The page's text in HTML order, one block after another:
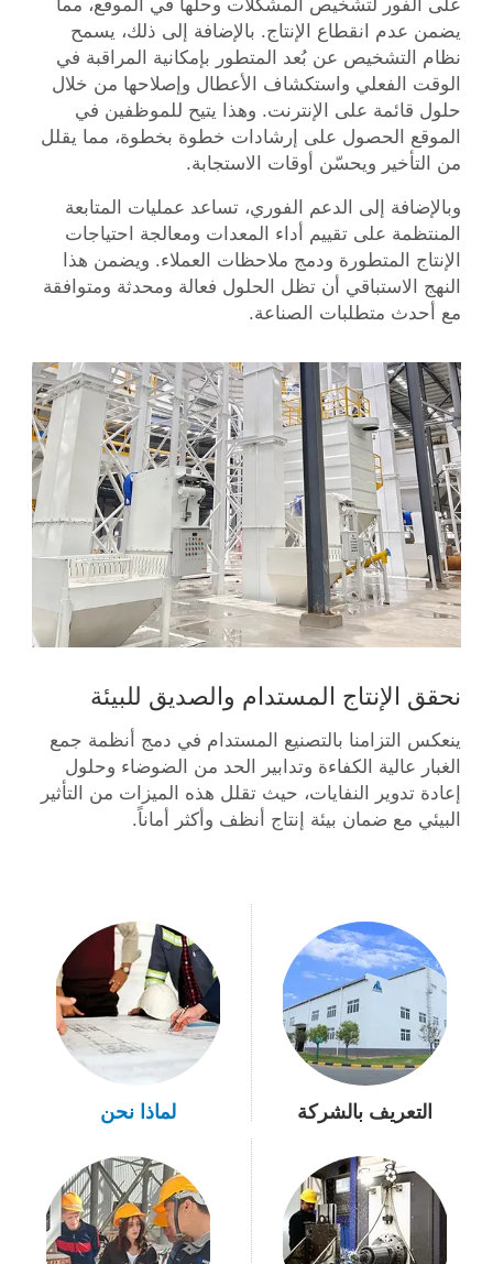
على الفور لتشخيص المشكلات وحلها في الموقع، مما
يضمن عدم انقطاع الإنتاج. بالإضافة إلى ذلك، يسمح
نظام التشخيص عن بُعد المتطور بإمكانية المراقبة في
الوقت الفعلي واستكشاف الأعطال وإصلاحها من خلال
حلول قائمة على الإنترنت. وهذا يتيح للموظفين في
الموقع الحصول على إرشادات خطوة بخطوة، مما يقلل
من التأخير ويحسّن أوقات الاستجابة.
وبالإضافة إلى الدعم الفوري، تساعد عمليات المتابعة
المنتظمة على تقييم أداء المعدات ومعالجة احتياجات
الإنتاج المتطورة ودمج ملاحظات العملاء. ويضمن هذا
النهج الاستباقي أن تظل الحلول فعالة ومحدثة ومتوافقة
مع أحدث متطلبات الصناعة.
نحقق الإنتاج المستدام والصديق للبيئة
ينعكس التزامنا بالتصنيع المستدام في دمج أنظمة جمع
الغبار عالية الكفاءة وتدابير الحد من الضوضاء وحلول
إعادة تدوير النفايات، حيث تقلل هذه الميزات من التأثير
البيئي مع ضمان بيئة إنتاج أنظف وأكثر أماناً.
التعريف بالشركة لماذا نحن